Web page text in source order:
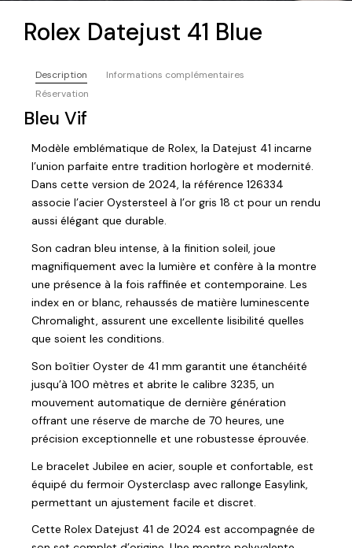
Rolex Datejust 41 Blue
Description
Informations complémentaires
Réservation
Bleu Vif
Modèle emblématique de Rolex, la Datejust 41 incarne
l’union parfaite entre tradition horlogère et modernité.
Dans cette version de 2024, la référence 126334
associe l’acier Oystersteel à l’or gris 18 ct pour un rendu
aussi élégant que durable.
Son cadran bleu intense, à la finition soleil, joue
magnifiquement avec la lumière et confère à la montre
une présence à la fois raffinée et contemporaine. Les
index en or blanc, rehaussés de matière luminescente
Chromalight, assurent une excellente lisibilité quelles
que soient les conditions.
Son boîtier Oyster de 41 mm garantit une étanchéité
jusqu’à 100 mètres et abrite le calibre 3235, un
mouvement automatique de dernière génération
offrant une réserve de marche de 70 heures, une
précision exceptionnelle et une robustesse éprouvée.
Le bracelet Jubilee en acier, souple et confortable, est
équipé du fermoir Oysterclasp avec rallonge Easylink,
permettant un ajustement facile et discret.
Cette Rolex Datejust 41 de 2024 est accompagnée de